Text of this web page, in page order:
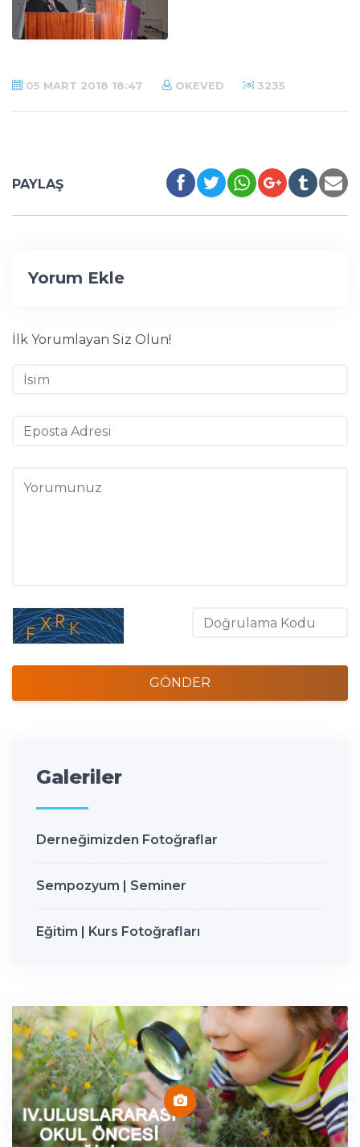
05 MART 2018 18:47 OKEVED 3235
PAYLAŞ
Yorum Ekle
İlk Yorumlayan Siz Olun!
GÖNDER
Galeriler
Derneğimizden Fotoğraflar
Sempozyum | Seminer
Eğitim | Kurs Fotoğrafları